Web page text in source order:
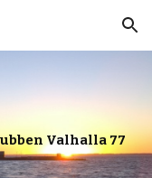
Skip to navigation
Valhalla 77